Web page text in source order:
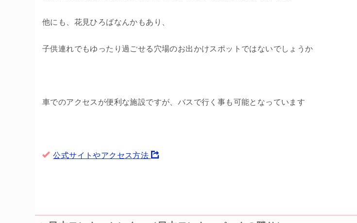
他にも、花見ひろばなんかもあり、
子供連れでもゆったり過ごせる穴場のお出かけスポットではないでしょうか
車でのアクセスが便利な施設ですが、バスで行く事も可能となっています
公式サイトやアクセス方法